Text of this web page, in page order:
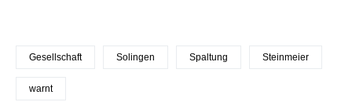
Gesellschaft Solingen Spaltung Steinmeier
warnt